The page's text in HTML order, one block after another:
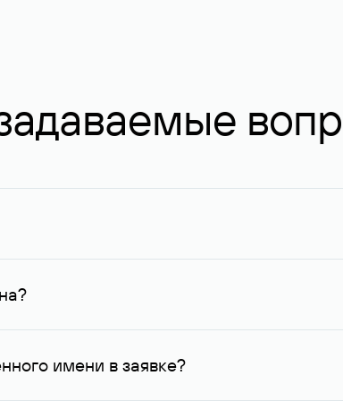
и у других регистраторов. Для доменов,
данные, доступные Руцентру.
имени в заявке?